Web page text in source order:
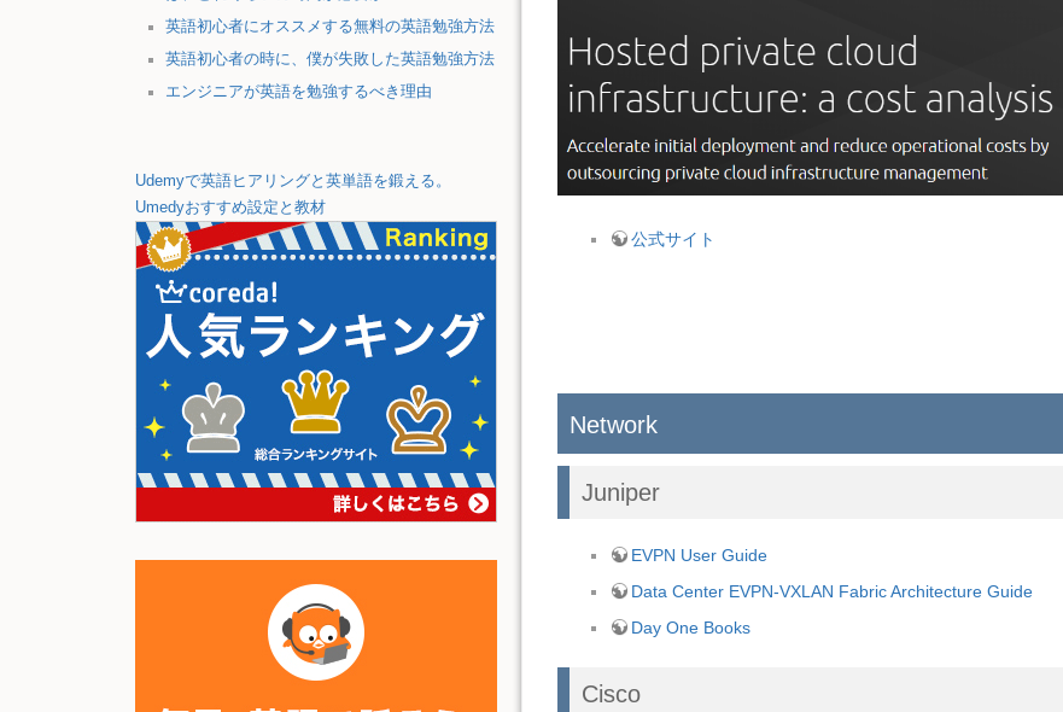
英語初心者にオススメする無料の英語勉強方法
英語初心者の時に、僕が失敗した英語勉強方法
エンジニアが英語を勉強するべき理由
Udemyで英語ヒアリングと英単語を鍛える。
Umedyおすすめ設定と教材
公式サイト
Network
Juniper
EVPN User Guide
Data Center EVPN-VXLAN Fabric Architecture Guide
Day One Books
Cisco